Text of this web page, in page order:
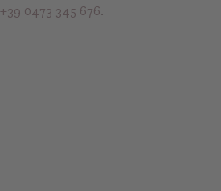
+39 0473 345 676.